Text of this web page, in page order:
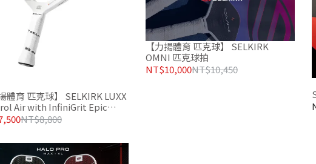
體育 匹克球】 SELKIRK LUXX
Air with InfiniGrit Epic
匹克球拍 黑色版
NT$8,800
【力揚體育 匹克球】 SELKIRK
OMNI 匹克球拍
NT$10,000NT$10,450